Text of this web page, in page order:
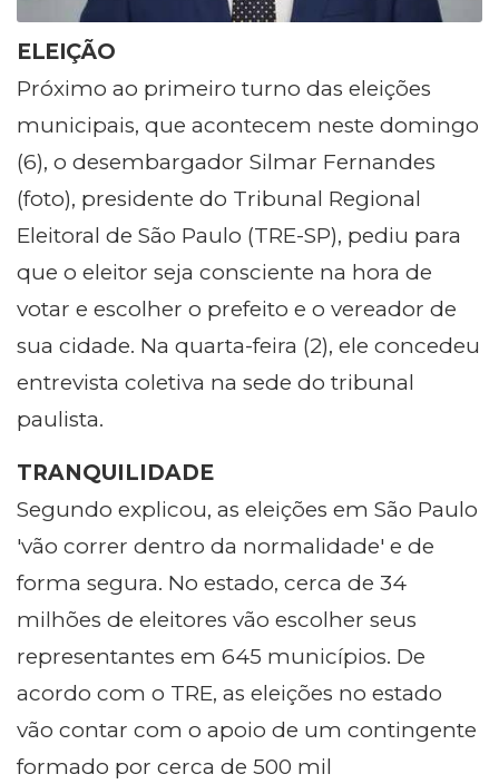
ELEIÇÃO
Próximo ao primeiro turno das eleições
municipais, que acontecem neste domingo
(6), o desembargador Silmar Fernandes
(foto), presidente do Tribunal Regional
Eleitoral de São Paulo (TRE-SP), pediu para
que o eleitor seja consciente na hora de
votar e escolher o prefeito e o vereador de
sua cidade. Na quarta-feira (2), ele concedeu
entrevista coletiva na sede do tribunal
paulista.
TRANQUILIDADE
Segundo explicou, as eleições em São Paulo
'vão correr dentro da normalidade' e de
forma segura. No estado, cerca de 34
milhões de eleitores vão escolher seus
representantes em 645 municípios. De
acordo com o TRE, as eleições no estado
vão contar com o apoio de um contingente
formado por cerca de 500 mil